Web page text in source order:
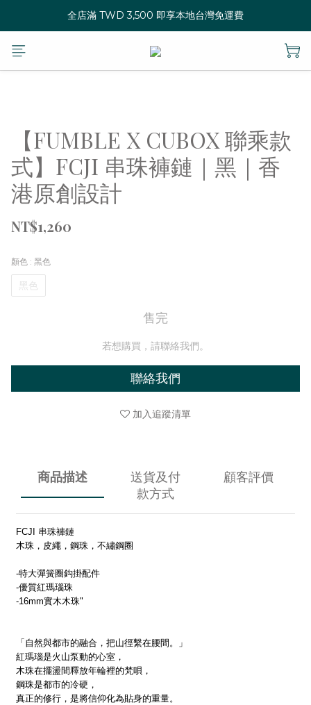
全店滿 TWD 3,500 即享本地台灣免運費
【FUMBLE X CUBOX 聯乘款
式】FCJI 串珠褲鏈｜黑｜香
港原創設計
NT$1,260
顏色 : 黑色
黑色
售完
若想購買，請聯絡我們。
聯絡我們
加入追蹤清單
商品描述
送貨及付
款方式
顧客評價
FCJI 串珠褲鏈
木珠，皮繩，鋼珠，不繡鋼圈
-特大彈簧圈鈎掛配件
-優質紅瑪瑙珠
-16mm實木木珠"
「自然與都市的融合，把山徑繫在腰間。」
紅瑪瑙是火山泵動的心室，
木珠在擺盪間釋放年輪裡的梵唄，
鋼珠是都市的冷硬，
真正的修行，是將信仰化為貼身的重量。